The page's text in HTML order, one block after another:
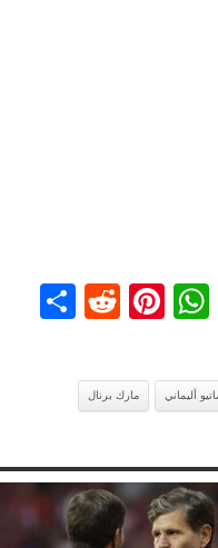
Facebook
WhatsApp
Pinterest
Reddit
أليماني مارك برنال